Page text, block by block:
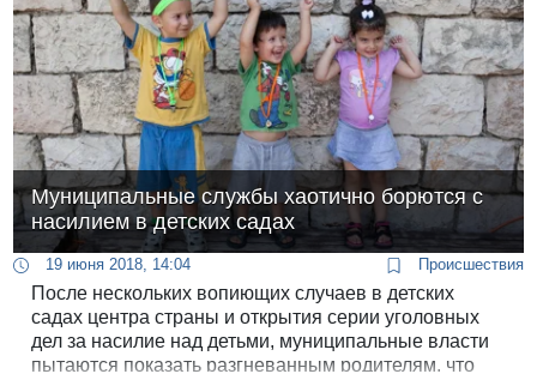
Муниципальные службы хаотично борются с
насилием в детских садах
19 июня 2018, 14:04 Происшествия
После нескольких вопиющих случаев в детских
садах центра страны и открытия серии уголовных
дел за насилие над детьми, муниципальные власти
пытаются показать разгневанным родителям, что